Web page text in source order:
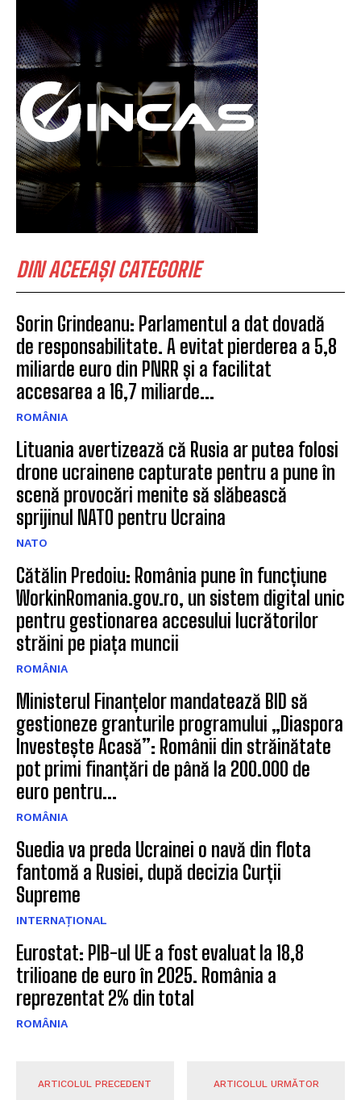
DIN ACEEAȘI CATEGORIE
Sorin Grindeanu: Parlamentul a dat dovadă
de responsabilitate. A evitat pierderea a 5,8
miliarde euro din PNRR și a facilitat
accesarea a 16,7 miliarde...
ROMÂNIA
Lituania avertizează că Rusia ar putea folosi
drone ucrainene capturate pentru a pune în
scenă provocări menite să slăbească
sprijinul NATO pentru Ucraina
NATO
Cătălin Predoiu: România pune în funcțiune
WorkinRomania.gov.ro, un sistem digital unic
pentru gestionarea accesului lucrătorilor
străini pe piața muncii
ROMÂNIA
Ministerul Finanțelor mandatează BID să
gestioneze granturile programului „Diaspora
Investește Acasă”: Românii din străinătate
pot primi finanțări de până la 200.000 de
euro pentru...
ROMÂNIA
Suedia va preda Ucrainei o navă din flota
fantomă a Rusiei, după decizia Curții
Supreme
INTERNAȚIONAL
Eurostat: PIB-ul UE a fost evaluat la 18,8
trilioane de euro în 2025. România a
reprezentat 2% din total
ROMÂNIA
ARTICOLUL PRECEDENT ARTICOLUL URMĂTOR